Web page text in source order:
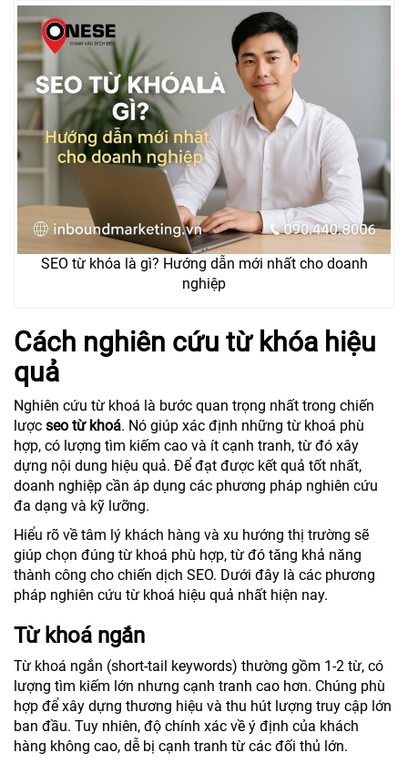
SEO từ khóa là gì? Hướng dẫn mới nhất cho doanh
nghiệp
Cách nghiên cứu từ khóa hiệu
quả
Nghiên cứu từ khoá là bước quan trọng nhất trong chiến
lược seo từ khoá. Nó giúp xác định những từ khoá phù
hợp, có lượng tìm kiếm cao và ít cạnh tranh, từ đó xây
dựng nội dung hiệu quả. Để đạt được kết quả tốt nhất,
doanh nghiệp cần áp dụng các phương pháp nghiên cứu
đa dạng và kỹ lưỡng.
Hiểu rõ về tâm lý khách hàng và xu hướng thị trường sẽ
giúp chọn đúng từ khoá phù hợp, từ đó tăng khả năng
thành công cho chiến dịch SEO. Dưới đây là các phương
pháp nghiên cứu từ khoá hiệu quả nhất hiện nay.
Từ khoá ngắn
Từ khoá ngắn (short-tail keywords) thường gồm 1-2 từ, có
lượng tìm kiếm lớn nhưng cạnh tranh cao hơn. Chúng phù
hợp để xây dựng thương hiệu và thu hút lượng truy cập lớn
ban đầu. Tuy nhiên, độ chính xác về ý định của khách
hàng không cao, dễ bị cạnh tranh từ các đối thủ lớn.